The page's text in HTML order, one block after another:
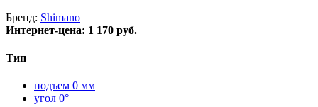
Бренд: Shimano
Интернет-цена: 1 170 руб.
Тип
подъем 0 мм
угол 0°